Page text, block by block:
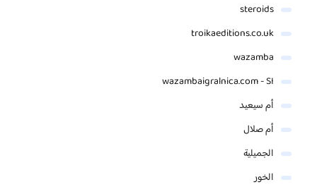
steroids
troikaeditions.co.uk
wazamba
wazambaigralnica.com - SI
أم سيعيد
أم صلال
الجميلية
الخور